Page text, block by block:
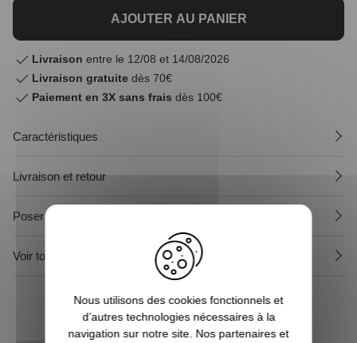
AJOUTER AU PANIER
Livraison entre le 12/08 et 14/08/2026
Livraison gratuite dès 70€
Paiement en 3X sans frais dès 100€
Caractéristiques
Livraison et retour
Poser une question sur le produit
Voir tous les produits Naruto
Nous utilisons des cookies fonctionnels et
d’autres technologies nécessaires à la
navigation sur notre site. Nos partenaires et